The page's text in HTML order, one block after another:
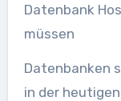
Datenbank Hosting: Alles, was Sie wissen
müssen
Datenbanken
in der